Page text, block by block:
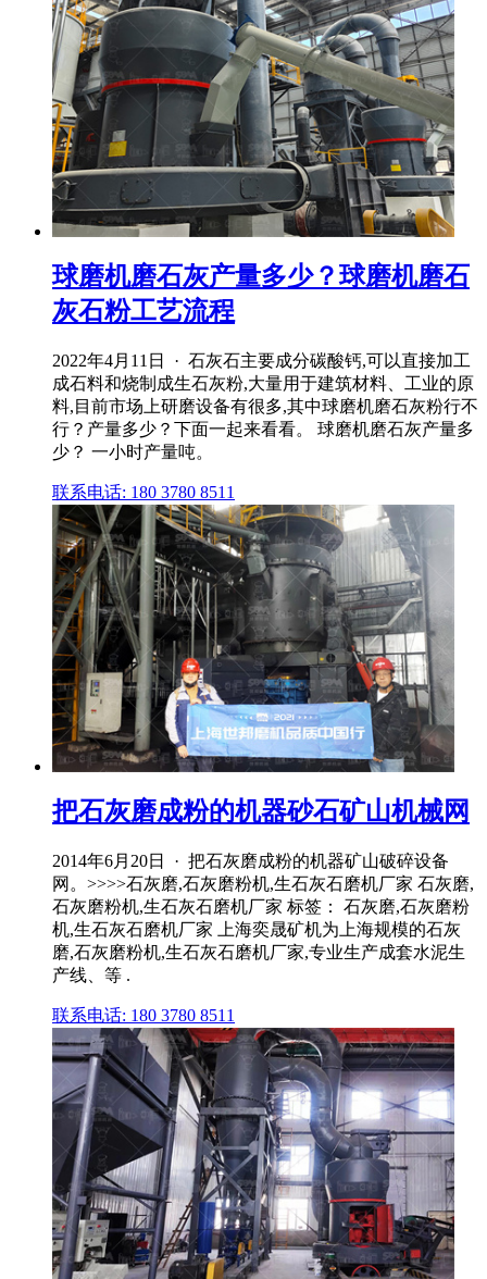
球磨机磨石灰产量多少？球磨机磨石
灰石粉工艺流程
2022年4月11日 · 石灰石主要成分碳酸钙,可以直接加工
成石料和烧制成生石灰粉,大量用于建筑材料、工业的原
料,目前市场上研磨设备有很多,其中球磨机磨石灰粉行不
行？产量多少？下面一起来看看。 球磨机磨石灰产量多
少？ 一小时产量吨。
联系电话: 180 3780 8511
把石灰磨成粉的机器砂石矿山机械网
2014年6月20日 · 把石灰磨成粉的机器矿山破碎设备
网。>>>>石灰磨,石灰磨粉机,生石灰石磨机厂家 石灰磨,
石灰磨粉机,生石灰石磨机厂家 标签： 石灰磨,石灰磨粉
机,生石灰石磨机厂家 上海奕晟矿机为上海规模的石灰
磨,石灰磨粉机,生石灰石磨机厂家,专业生产成套水泥生
产线、等 .
联系电话: 180 3780 8511